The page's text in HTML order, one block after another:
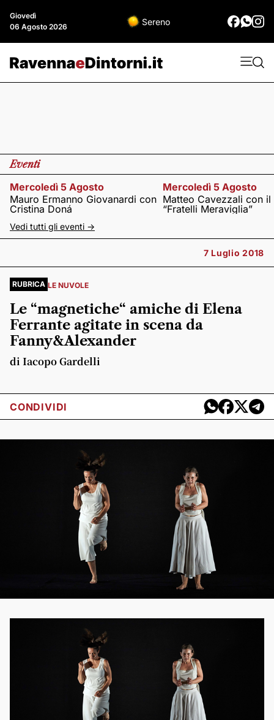
Giovedì
06 Agosto 2026
Sereno
Eventi
Mercoledì 5 Agosto
Mauro Ermanno Giovanardi con
Cristina Doná
Mercoledì 5 Agosto
Matteo Cavezzali con il
“Fratelli Meraviglia”
Vedi tutti gli eventi ->
7 Luglio 2018
RUBRICA LE NUVOLE
Le “magnetiche“ amiche di Elena
Ferrante agitate in scena da
Fanny&Alexander
di Iacopo Gardelli
CONDIVIDI